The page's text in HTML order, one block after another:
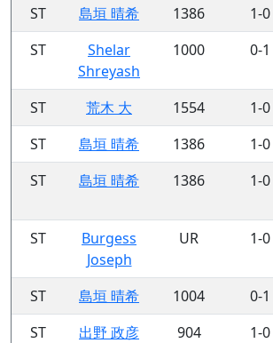
ST
島垣 晴希 1386 1-0
ST
Shelar
Shreyash
1000 0-1
ST 荒木 大 1554 1-0
ST
島垣 晴希 1386 1-0
ST
島垣 晴希 1386 1-0
ST
Burgess
Joseph
UR 1-0
ST 島垣 晴希 1004 0-1
ST
出野 政彦 904 1-0